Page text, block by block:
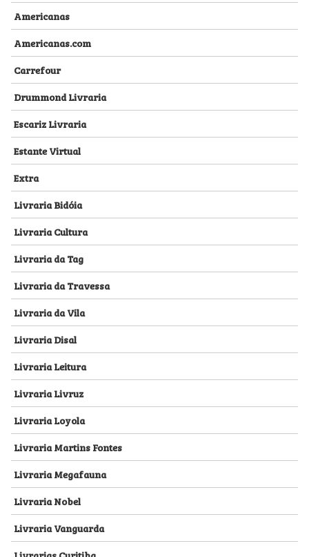
Americanas
Americanas.com
Carrefour
Drummond Livraria
Escariz Livraria
Estante Virtual
Extra
Livraria Bidóia
Livraria Cultura
Livraria da Tag
Livraria da Travessa
Livraria da Vila
Livraria Disal
Livraria Leitura
Livraria Livruz
Livraria Loyola
Livraria Martins Fontes
Livraria Megafauna
Livraria Nobel
Livraria Vanguarda